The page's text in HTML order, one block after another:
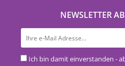
NEWSLETTER
Ich bin damit einverstanden -